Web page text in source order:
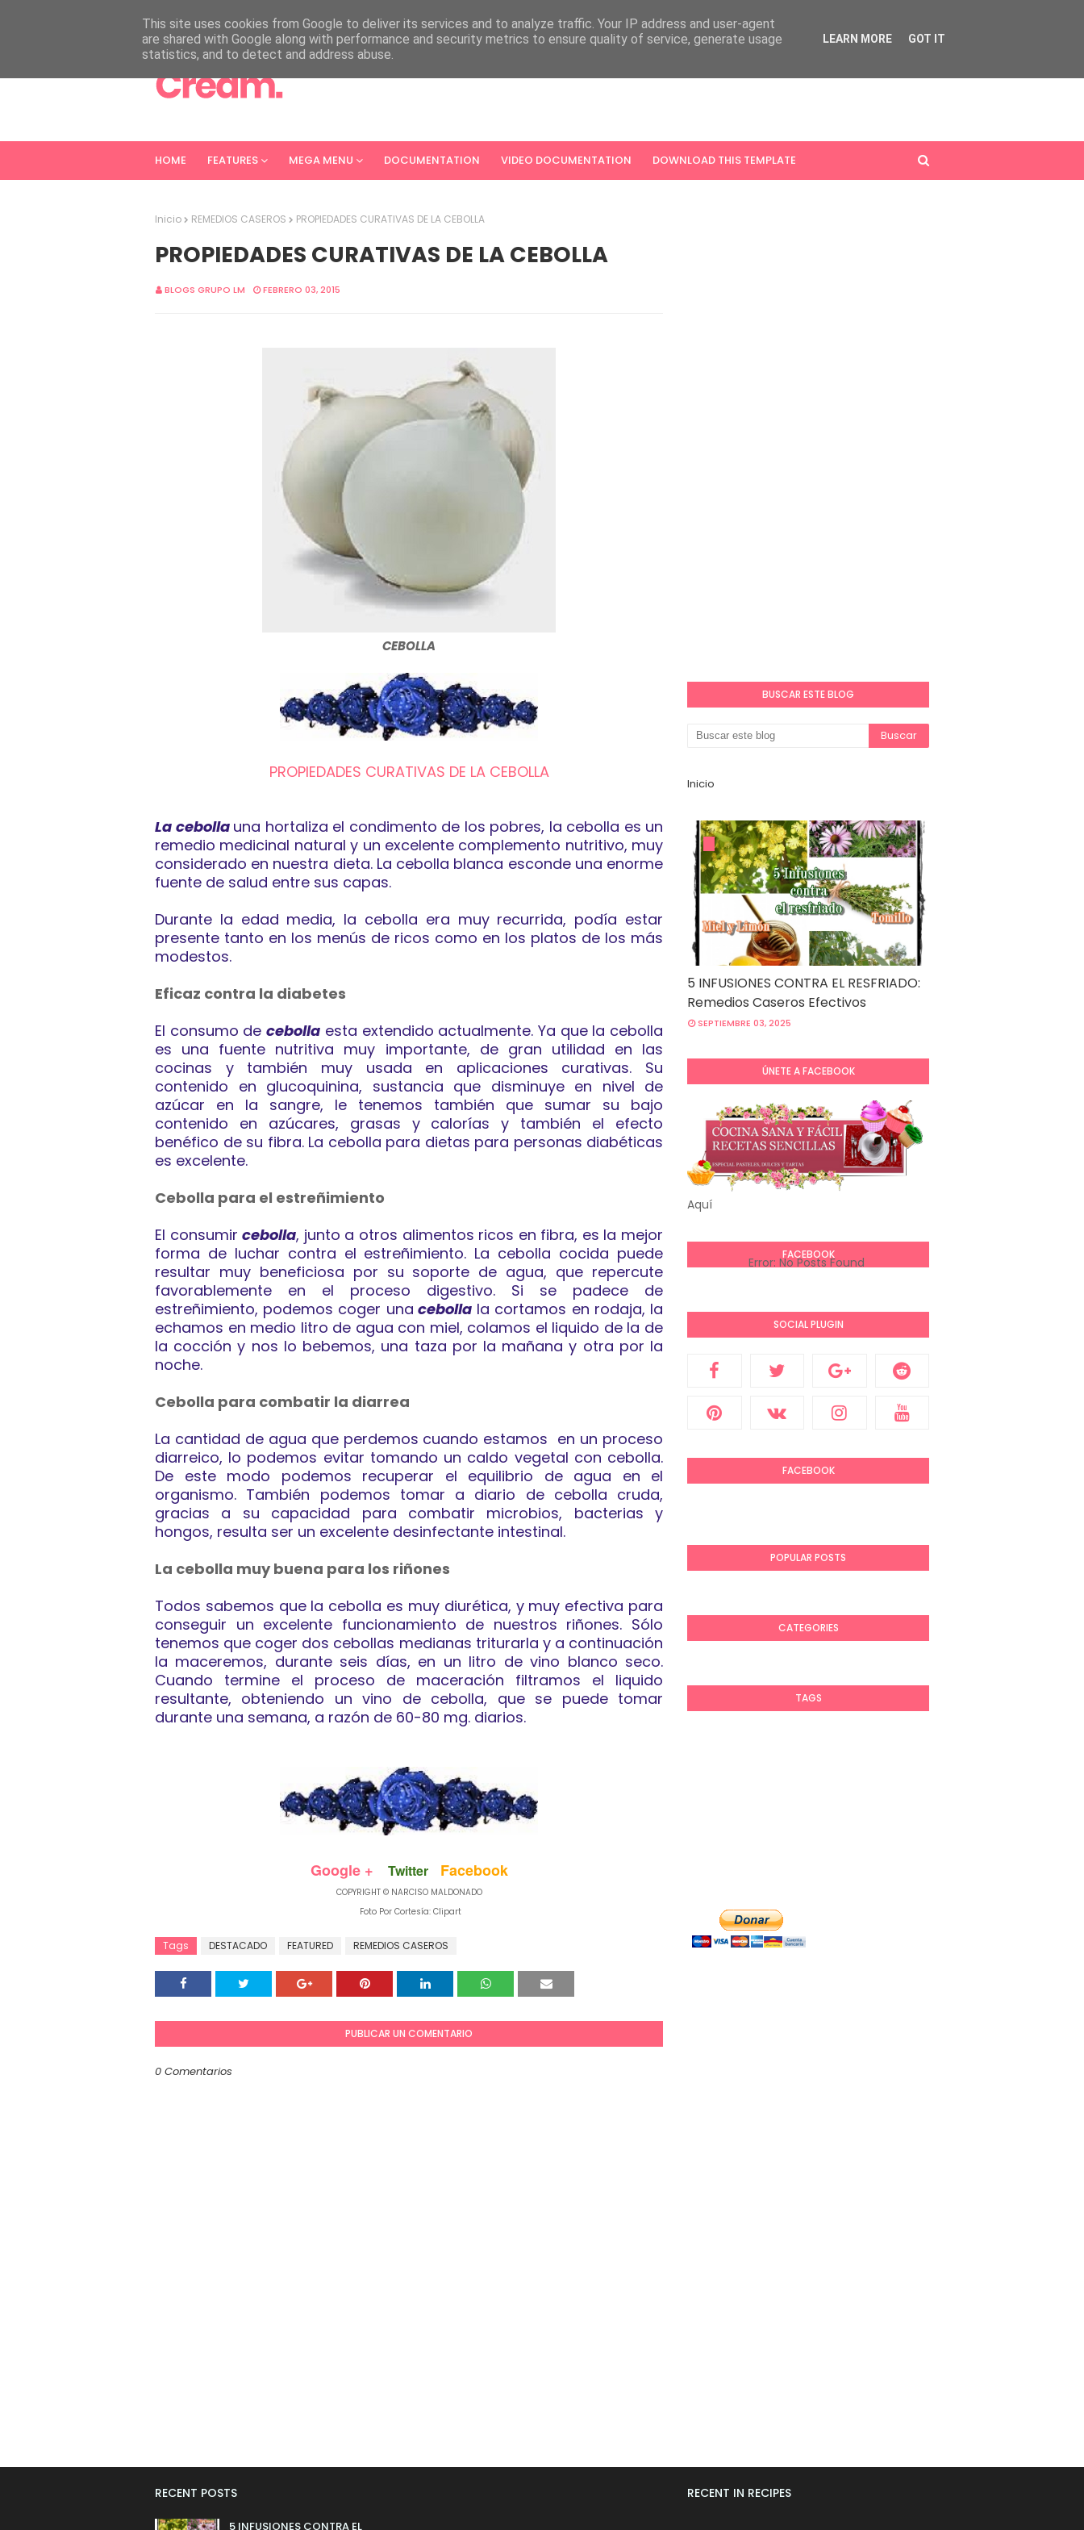
HOME FEATURES MEGA MENU DOCUMENTATION VIDEO DOCUMENTATION DOWNLOAD THIS TEMPLATE
Inicio REMEDIOS CASEROS PROPIEDADES CURATIVAS DE LA CEBOLLA
PROPIEDADES CURATIVAS DE LA CEBOLLA
BLOGS GRUPO LM FEBRERO 03, 2015
CEBOLLA
PROPIEDADES CURATIVAS DE LA CEBOLLA
La cebolla una hortaliza el condimento de los pobres, la cebolla es un
remedio medicinal natural y un excelente complemento nutritivo, muy
considerado en nuestra dieta. La cebolla blanca esconde una enorme
fuente de salud entre sus capas.
Durante la edad media, la cebolla era muy recurrida, podía estar
presente tanto en los menús de ricos como en los platos de los más
modestos.
Eficaz contra la diabetes
El consumo decebolla esta extendido actualmente. Ya que la cebolla
es una fuente nutritiva muy importante, de gran utilidad en las
cocinas y también muy usada en aplicaciones curativas. Su
contenido en glucoquinina, sustancia que disminuye en nivel de
azúcar en la sangre, le tenemos también que sumar su bajo
contenido en azúcares, grasas y calorías y también el efecto
benéfico de su fibra. La cebolla para dietas para personas diabéticas
es excelente.
Cebolla para el estreñimiento
El consumircebolla, junto a otros alimentos ricos en fibra, es la mejor
forma de luchar contra el estreñimiento. La cebolla cocida puede
resultar muy beneficiosa por su soporte de agua, que repercute
favorablemente en el proceso digestivo. Si se padece de
estreñimiento, podemos coger una cebollala cortamos en rodaja, la
echamos en medio litro de agua con miel, colamos el liquido de la de
la cocción y nos lo bebemos, una taza por la mañana y otra por la
noche.
Cebolla para combatir la diarrea
La cantidad de agua que perdemos cuando estamos en un proceso
diarreico, lo podemos evitar tomando un caldo vegetal con cebolla.
De este modo podemos recuperar el equilibrio de agua en el
organismo. También podemos tomar a diario de cebolla cruda,
gracias a su capacidad para combatir microbios, bacterias y
hongos, resulta ser un excelente desinfectante intestinal.
La cebolla muy buena para los riñones
Todos sabemos que la cebolla es muy diurética, y muy efectiva para
conseguir un excelente funcionamiento de nuestros riñones. Sólo
tenemos que coger dos cebollas medianas triturarla y a continuación
la maceremos, durante seis días, en un litro de vino blanco seco.
Cuando termine el proceso de maceración filtramos el liquido
resultante, obteniendo un vino de cebolla, que se puede tomar
durante una semana, a razón de 60-80 mg. diarios.
Google + Twitter Facebook
COPYRIGHT © NARCISO MALDONADO
Foto Por Cortesía: Clipart
Tags DESTACADO FEATURED REMEDIOS CASEROS
PUBLICAR UN COMENTARIO
0 Comentarios
BUSCAR ESTE BLOG
Inicio
5 INFUSIONES CONTRA EL RESFRIADO:
Remedios Caseros Efectivos
SEPTIEMBRE 03, 2025
ÚNETE A FACEBOOK
Aquí
FACEBOOK
Error: No Posts Found
SOCIAL PLUGIN
FACEBOOK
POPULAR POSTS
CATEGORIES
TAGS
RECENT POSTS
5 INFUSIONES CONTRA EL
RECENT IN RECIPES
This site uses cookies from Google to deliver its services and to analyze traffic. Your IP address and user-agent
are shared with Google along with performance and security metrics to ensure quality of service, generate usage
statistics, and to detect and address abuse.
LEARN MORE GOT IT